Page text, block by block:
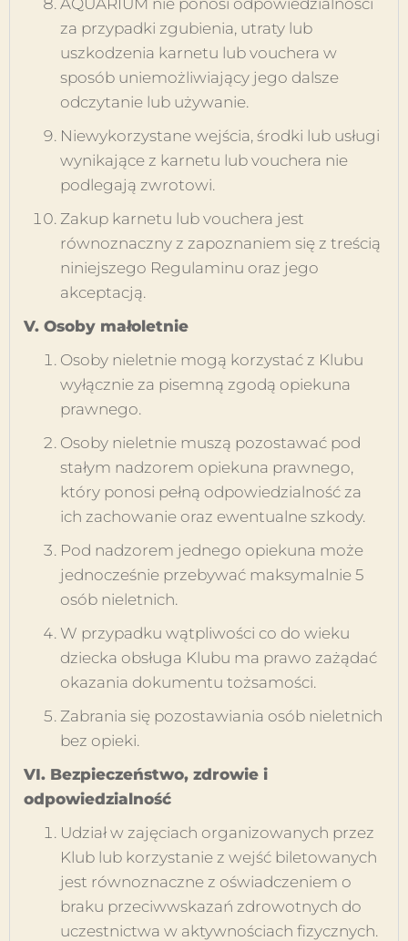
za przypadki zgubienia, utraty lub
uszkodzenia karnetu lub vouchera w
sposób uniemożliwiający jego dalsze
odczytanie lub używanie.
Niewykorzystane wejścia, środki lub usługi
wynikające z karnetu lub vouchera nie
podlegają zwrotowi.
Zakup karnetu lub vouchera jest
równoznaczny z zapoznaniem się z treścią
niniejszego Regulaminu oraz jego
akceptacją.
V. Osoby małoletnie
Osoby nieletnie mogą korzystać z Klubu
wyłącznie za pisemną zgodą opiekuna
prawnego.
Osoby nieletnie muszą pozostawać pod
stałym nadzorem opiekuna prawnego,
który ponosi pełną odpowiedzialność za
ich zachowanie oraz ewentualne szkody.
Pod nadzorem jednego opiekuna może
jednocześnie przebywać maksymalnie 5
osób nieletnich.
W przypadku wątpliwości co do wieku
dziecka obsługa Klubu ma prawo zażądać
okazania dokumentu tożsamości.
Zabrania się pozostawiania osób nieletnich
bez opieki.
VI. Bezpieczeństwo, zdrowie i
odpowiedzialność
Udział w zajęciach organizowanych przez
Klub lub korzystanie z wejść biletowanych
jest równoznaczne z oświadczeniem o
braku przeciwwskazań zdrowotnych do
uczestnictwa w aktywnościach fizycznych.